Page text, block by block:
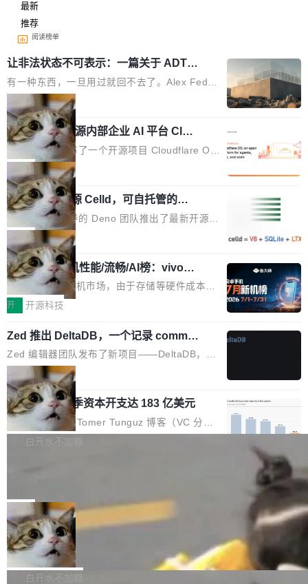
最新
推荐
阅读榜单
让非法状态不可表示：一篇关于 ADT
的帖子在 Reddit 火了
有一种东西，一旦用过就回不去了。Alex Fedos
eev 管它叫"软件设计的基石"。 他说的东西不新
鲜——代数数据类型（ADT），尤其是和类型
（sum type）。但他说清楚了一件事：这不是类
型系统的学术体操，是日常编码的思维方式。 文
章从一个简单的例子切入。一个网站的深色主题
设置，如果用布尔值 + 可空字段来表示——bool
ean 表示是否可切换，nullable 的默认模式、浅
色方案、深色方案——会产生大量无意义的组
合。方案缺了、配置冲突了、全 null 了。要知道
哪些组合有效，作者说，你得靠"文档、校验、或
者部落知识"。 换个写法。Rust 的 enum，两个
变体：Switchable...
局
Cloudflare 开源内部企业 AI 平台 Clou
dflare OS
Cloudflare 发布了一个开源项目 Cloudflare O
S。如果你只看官方博客，你会觉得这是又一
个"AI 知识库 + 聊天机器人"——每个大厂都在
做，没什么新鲜的。 但 Kenton Varda 在 Twitte
r 上把事情说清楚了： 今天我们发布了 Cloudfla
re OS，一个带连接器的聊天机器人，跟其他所
有科技公司做的一样。只不过，实际上它不一
样。这是 Sandstorm.io 的重制版，我十年前的
那个创业公司。不同的是，这次它构建在 Cloudf
lare Workers 上——我花了九年时间搭建的平台
——并且深度集成了 AI。这基本上是我十年秘密
计划的顶峰。 十年前，Ken...
局
Deno 团队开源 Celld，可自托管的分
布式 Durable Objects
Ryan Dahl 领导的 Deno 团队推出了最新开源项
目 Celld，一个能在自己机器上运行 Cloudflare
Workers 和 Durable Objects 的守护进程。 设
计思路很直接：每个对象是一个独立的 SQLite
数据库，按名称寻址，复制到你自己的 S3 兼容
存储库里。节点之间只通过这个存储库协调——
个小型数据库，应用天然按分片构建，单个数据
库的竞争和爆炸半径问题在设计层面就被消除
了。 闲置的 cell 会休眠到几乎不占资源。当 cel
l 迁移或唤醒时，新宿主从 S3 恢复 SQLite 数据
库继续执行。存储库是持久化的唯一真相...
局
鲁大师7月新机性能/流畅/AI榜：vivo夺
性能、流畅双第一，三星Galaxy Z系列
新折叠缺席
2026年7月的手机市场，由于存储等硬件成本暴
增，手机厂商的日子也不好过啊，新机速度明显
高价的三星折叠（三星Galaxy Z Fold8 Ultra / Z
Fold8 / Z Flip8）外，其余要么是中低端机器，
例如iQOO Z11i、REDMI Note 17、REDMI No
te 17 Pro、OPPO K15，要么是vivo X300 E这
样的次旗舰。 Galaxy Z Fold8 Ultra / Z Fold8 /
Z Flip8三款折叠屏新机均在7月22日发布，且全
部搭载骁龙8 Elite Gen5 for Galaxy，它们本该
开 开源科技
Zed 推出 DeltaDB，一个记录 commit
之间所有操作的版本控制系统
Zed 编辑器团队发布了新项目——DeltaDB，一
个在 git commit 之间记录每一次编辑操作的版
本控制系统。目前处于 Early Access 阶段。 De
ltaDB 的核心思路直接写在 landing page 最显
眼的位置：「Software is made between com
mits」——软件是在 commit 之间写出来的。git
是把这段空隙补上。 回退到任何一次编辑：Delt
aDB 捕获 commit 之间的每一次操作，...
局
SpaceXAI 单季资本开支达 183 亿美元
根据风险投资人Tomer Tunguz 博客（VC 分
析）披露的最新分析与第二季度业绩报告，Spac
微软同期总资本开支的四成。 与亚马逊、Alpha
bet、微软以及 Meta 等传统科技巨头相比，Spa
ceXAI的资金消耗速度尤为引人瞩目。然而，支
撑庞大支出的资金来源却呈现出截然不同的面
貌。数据显示，微软和 Meta 主要依托充沛的经
白开水不加糖
一个在终端里运行的编程 agent；Muse Spark
1.2，驱动这个 agent 的新模型。一句话概括：
你可以用 curl -fsSL https://dev.meta.ai/install.
sh | bash 安装一个能在大项目里自动规划、写
代码、验证结果的 AI 终端工具。 据介绍，Muse
局
美团开源 LoHoSearch，用知识图谱校
准 AI 能力认知
机器出题的前提，是让机器拥有全局视野。整个
构建流程可以分为四个环节：建图 → 控制难度
白开水不加糖